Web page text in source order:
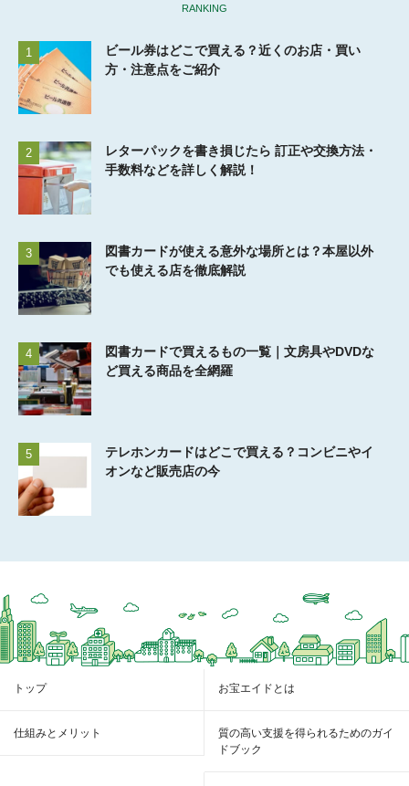
RANKING
1
ビール券はどこで買える？近くのお店・買い
方・注意点をご紹介
2
レターパックを書き損じたら 訂正や交換方法・
手数料などを詳しく解説！
3
図書カードが使える意外な場所とは？本屋以外
でも使える店を徹底解説
4
図書カードで買えるもの一覧｜文房具やDVDな
ど買える商品を全網羅
5
テレホンカードはどこで買える？コンビニやイ
オンなど販売店の今
トップ お宝エイドとは
仕組みとメリット
質の高い支援を得られるためのガイ
ドブック